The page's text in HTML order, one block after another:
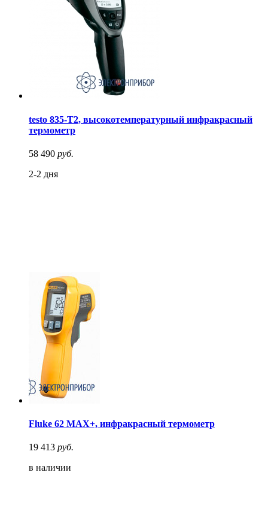
testo 835-T2, высокотемпературный инфракрасный
термометр
58 490 руб.
2-2 дня
Fluke 62 MAX+, инфракрасный термометр
19 413 руб.
в наличии